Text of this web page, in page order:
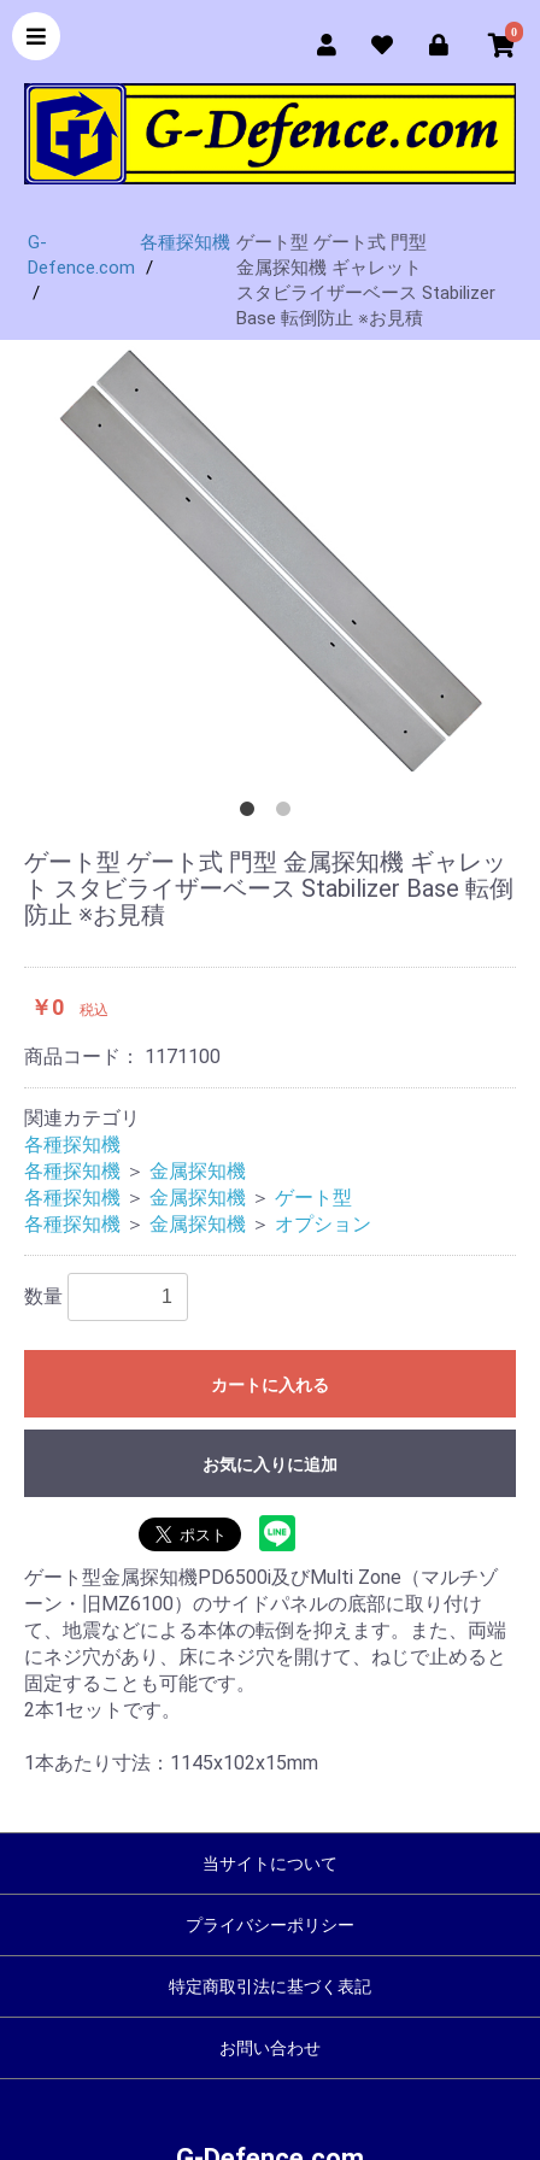
0
G-
Defence.com
各種探知機 ゲート型 ゲート式 門型
金属探知機 ギャレット
スタビライザーベース Stabilizer
Base 転倒防止 ※お見積
ゲート型 ゲート式 門型 金属探知機 ギャレッ
ト スタビライザーベース Stabilizer Base 転倒
防止 ※お見積
￥0 税込
商品コード： 1171100
関連カテゴリ
各種探知機
各種探知機 ＞ 金属探知機
各種探知機 ＞ 金属探知機 ＞ ゲート型
各種探知機 ＞ 金属探知機 ＞ オプション
数量
カートに入れる
お気に入りに追加
ゲート型金属探知機PD6500i及びMulti Zone（マルチゾ
ーン・旧MZ6100）のサイドパネルの底部に取り付け
て、地震などによる本体の転倒を抑えます。また、両端
にネジ穴があり、床にネジ穴を開けて、ねじで止めると
固定することも可能です。
2本1セットです。
1本あたり寸法：1145x102x15mm
当サイトについて
プライバシーポリシー
特定商取引法に基づく表記
お問い合わせ